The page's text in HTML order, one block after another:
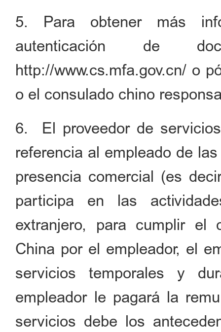
5. Para obtener más
autenticación de
http://www.cs.mfa.gov.cn/ o
o el consulado chino
6. El proveedor de
referencia al empleado de
presencia comercial (es
participa en las
extranjero, para cumplir el
China por el empleador, el
servicios temporales y
empleador le pagará la
servicios debe los